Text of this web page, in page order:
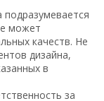
может
качеств. Не
дизайна,
в
за